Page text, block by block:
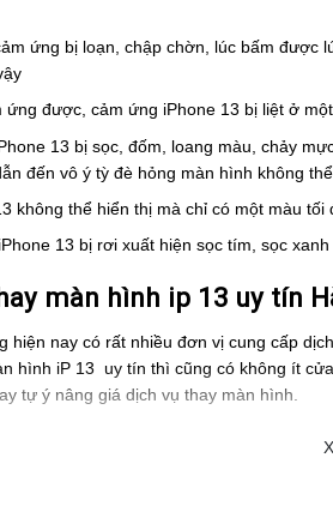
ứng bị loạn, chập chờn, lúc bấm được
ứng được, cảm ứng iPhone 13 bị liệt ở
13 bị sọc, đốm, loang màu, chảy
đến vô ý tỳ đè hỏng màn hình không
không thể hiển thị mà chỉ có một màu tối
13 bị rơi xuất hiện sọc tím, sọc
màn hình ip 13 uy tín
hiện nay có rất nhiều đơn vị cung cấp
hình iP 13 uy tín thì cũng có không ít
tự ý nâng giá dịch vụ thay màn hình.
là địa chỉ được đông đảo khách hàng